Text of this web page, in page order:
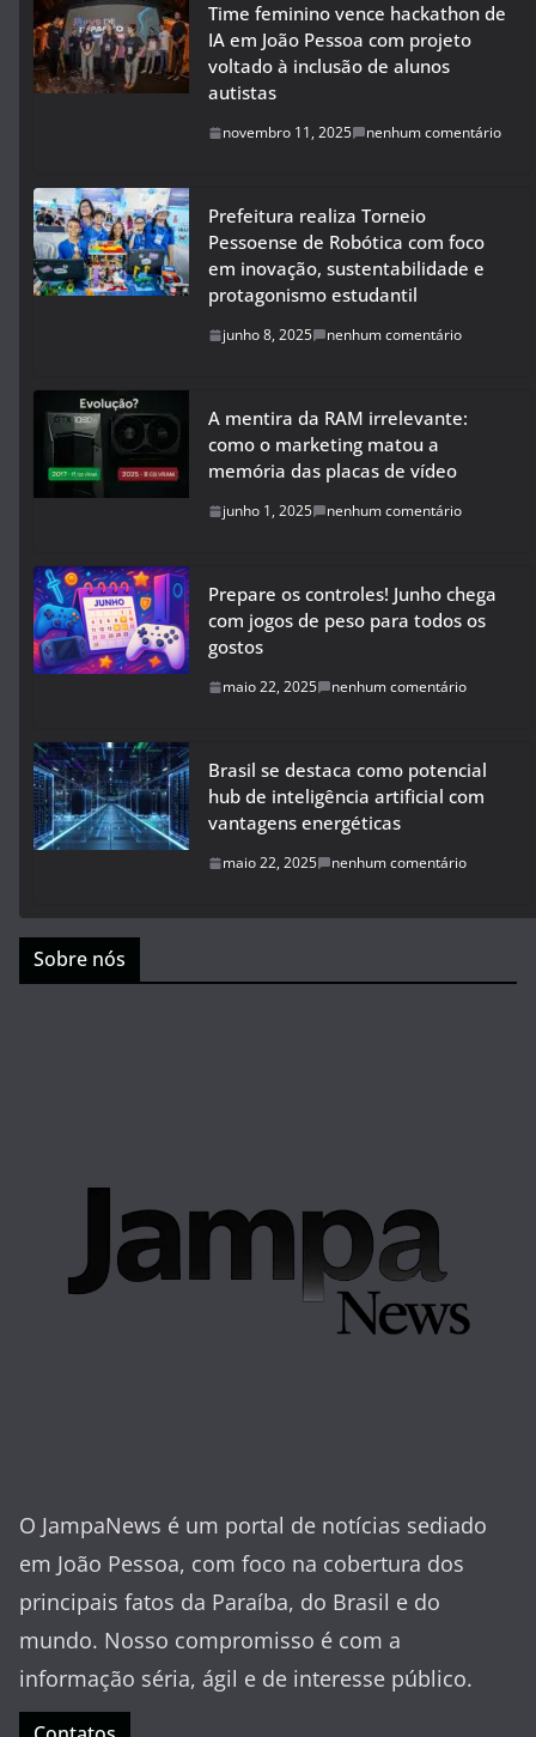
Time feminino vence hackathon de
IA em João Pessoa com projeto
voltado à inclusão de alunos
autistas
novembro 11, 2025 nenhum comentário
Prefeitura realiza Torneio
Pessoense de Robótica com foco
em inovação, sustentabilidade e
protagonismo estudantil
junho 8, 2025 nenhum comentário
A mentira da RAM irrelevante:
como o marketing matou a
memória das placas de vídeo
junho 1, 2025 nenhum comentário
Prepare os controles! Junho chega
com jogos de peso para todos os
gostos
maio 22, 2025 nenhum comentário
Brasil se destaca como potencial
hub de inteligência artificial com
vantagens energéticas
maio 22, 2025 nenhum comentário
Sobre nós
O JampaNews é um portal de notícias sediado
em João Pessoa, com foco na cobertura dos
principais fatos da Paraíba, do Brasil e do
mundo. Nosso compromisso é com a
informação séria, ágil e de interesse público.